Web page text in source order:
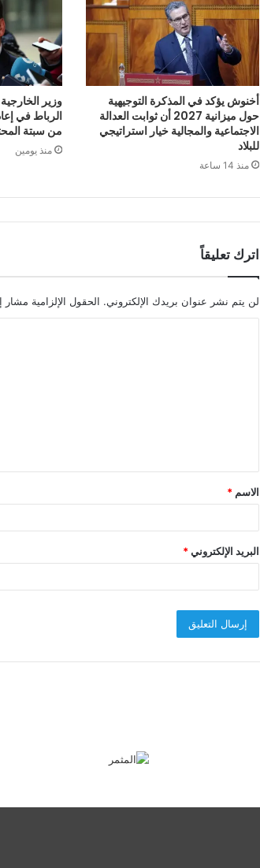
أخنوش يؤكد في المذكرة التوجيهية
حول ميزانية 2027 أن ثوابت العدالة
الاجتماعية والمجالية خيار استراتيجي
للبلاد
منذ 14 ساعة
وزير
من سبتة
منذ يومين
اترك تعليقاً
لن يتم نشر عنوان بريدك الإلكتروني. الحقول الإلزامية مشار
ق
*
الاسم *
البريد الإلكتروني*